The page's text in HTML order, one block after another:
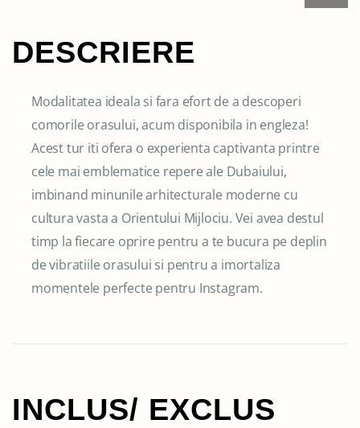
DESCRIERE
Modalitatea ideala si fara efort de a descoperi
comorile orasului, acum disponibila in engleza!
Acest tur iti ofera o experienta captivanta printre
cele mai emblematice repere ale Dubaiului,
imbinand minunile arhitecturale moderne cu
cultura vasta a Orientului Mijlociu. Vei avea destul
timp la fiecare oprire pentru a te bucura pe deplin
de vibratiile orasului si pentru a imortaliza
momentele perfecte pentru Instagram.
INCLUS/ EXCLUS